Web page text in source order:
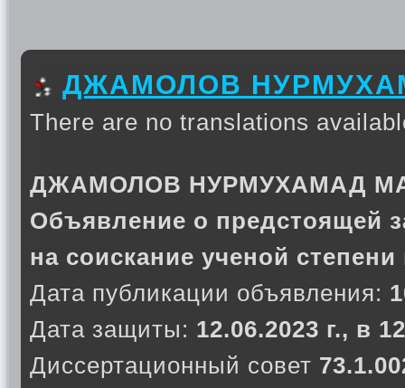
ДЖАМОЛОВ
There are no translations
ДЖАМОЛОВ НУРМУХАМАД
Объявление о предстоящей
на соискание ученой
Дата публикации объявления:
Дата защиты: 12.06.2023 г., в
Диссертационный совет